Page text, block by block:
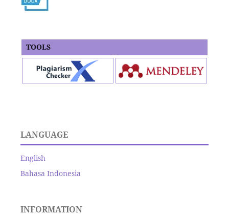
TOOLS
LANGUAGE
English
Bahasa Indonesia
INFORMATION